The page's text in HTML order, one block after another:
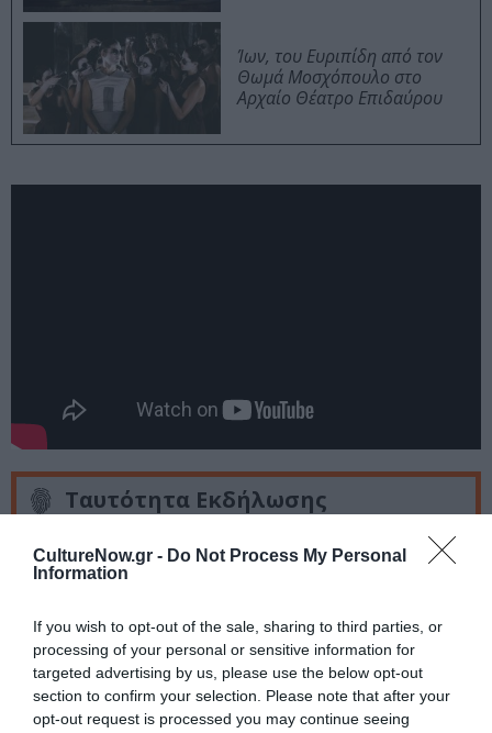
CultureNow.gr - Do Not Process My Personal
Information
If you wish to opt-out of the sale, sharing to third parties, or
processing of your personal or sensitive information for
targeted advertising by us, please use the below opt-out
section to confirm your selection. Please note that after your
opt-out request is processed you may continue seeing
Ίων, του Ευριπίδη από τον
Θωμά Μοσχόπουλο στο
Αρχαίο Θέατρο Επιδαύρου
Ταυτότητα Εκδήλωσης
Ημερομηνία:
Δευτέρα και Τρίτη στις 21:00
Τοποθεσία:
«δήλος» χώρος καλλιτεχνικών εκδηλώσεων,
Ελευσινίων 11, Μεταξουργείο